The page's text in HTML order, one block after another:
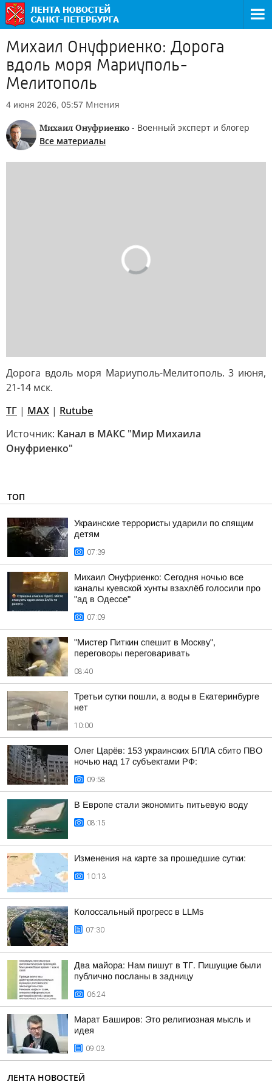
Михаил Онуфриенко: Дорога
вдоль моря Мариуполь-
Мелитополь
4 июня 2026, 05:57 Мнения
Михаил Онуфриенко - Военный эксперт и блогер
Все материалы
Дорога вдоль моря Мариуполь-Мелитополь. 3 июня,
21-14 мск.
ТГ | МАХ | Rutube
Источник: Канал в МАКС "Мир Михаила
Онуфриенко"
ТОП
Украинские террористы ударили по спящим
детям
07:39
Михаил Онуфриенко: Сегодня ночью все
каналы куевской хунты взахлёб голосили про
"ад в Одессе"
07:09
"Мистер Питкин спешит в Москву",
переговоры переговаривать
08:40
Третьи сутки пошли, а воды в Екатеринбурге
нет
10:00
Олег Царёв: 153 украинских БПЛА сбито ПВО
ночью над 17 субъектами РФ:
09:58
В Европе стали экономить питьевую воду
08:15
Изменения на карте за прошедшие сутки:
10:13
Колоссальный прогресс в LLMs
07:30
Два майора: Нам пишут в ТГ. Пишущие были
публично посланы в задницу
06:24
Марат Баширов: Это религиозная мысль и
идея
09:03
ЛЕНТА НОВОСТЕЙ